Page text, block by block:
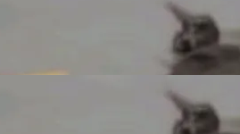
别覆盖粤语、吴语
题 为避免音频加
利用 AI 工具（如 Co